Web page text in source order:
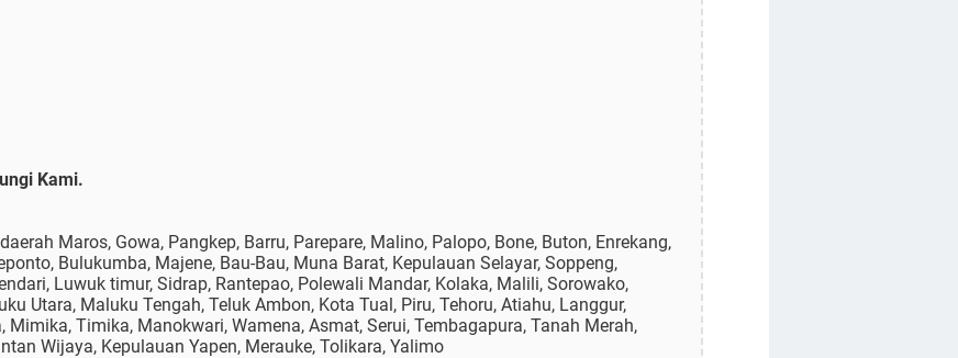
Kami.
Maros, Gowa, Pangkep, Barru, Parepare, Malino, Palopo, Bone, Buton, Enrekang,
Bulukumba, Majene, Bau-Bau, Muna Barat, Kepulauan Selayar, Soppeng,
Luwuk timur, Sidrap, Rantepao, Polewali Mandar, Kolaka, Malili, Sorowako,
Utara, Maluku Tengah, Teluk Ambon, Kota Tual, Piru, Tehoru, Atiahu, Langgur,
Mimika, Timika, Manokwari, Wamena, Asmat, Serui, Tembagapura, Tanah Merah,
Wijaya, Kepulauan Yapen, Merauke, Tolikara, Yalimo